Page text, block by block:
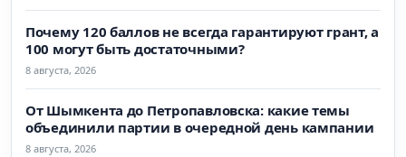
Почему 120 баллов не всегда гарантируют грант, а
100 могут быть достаточными?
8 августа, 2026
От Шымкента до Петропавловска: какие темы
объединили партии в очередной день кампании
8 августа, 2026